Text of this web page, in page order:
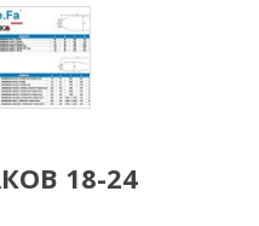
18-24